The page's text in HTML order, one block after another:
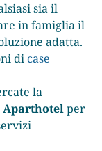
sia il
in famiglia il
adatta.
dicase
la
Aparthotelper